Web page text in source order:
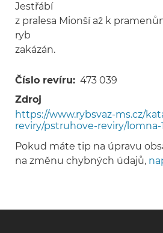
Jestřábí
z pralesa Mionší až k
ryb
zakázán.
Číslo revíru
473 039
Zdroj
https://www.rybsvaz-ms.cz/
reviry/pstruhove-reviry/lomna-
Pokud máte tip na úpravu
na změnu chybných údajů,